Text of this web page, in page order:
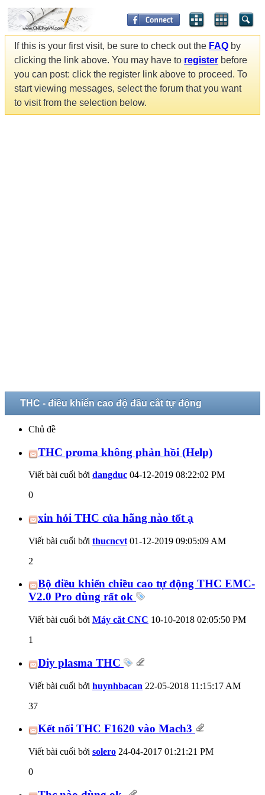
If this is your first visit, be sure to check out the FAQ by
clicking the link above. You may have to register before
you can post: click the register link above to proceed. To
start viewing messages, select the forum that you want
to visit from the selection below.
THC - điều khiển cao độ đầu cắt tự động
Chủ đề
THC proma không phản hồi (Help)
Viết bài cuối bởi dangduc 04-12-2019 08:22:02 PM
0
xin hỏi THC của hãng nào tốt ạ
Viết bài cuối bởi thucncvt 01-12-2019 09:05:09 AM
2
Bộ điều khiển chiều cao tự động THC EMC-
V2.0 Pro dùng rất ok
Viết bài cuối bởi Máy cắt CNC 10-10-2018 02:05:50 PM
1
Diy plasma THC
Viết bài cuối bởi huynhbacan 22-05-2018 11:15:17 AM
37
Kết nối THC F1620 vào Mach3
Viết bài cuối bởi solero 24-04-2017 01:21:21 PM
0